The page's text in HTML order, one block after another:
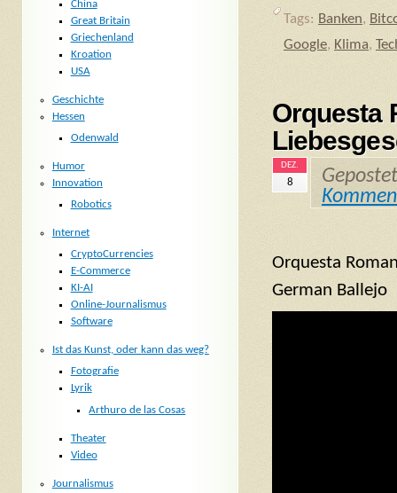
Tags: Banken,
Google, Klima,
Orquesta
DEZ.
8
Orquesta
German Ballejo
China
Great Britain
Griechenland
Kroation
USA
Geschichte
Hessen
Odenwald
Humor
Innovation
Robotics
Internet
CryptoCurrencies
E-Commerce
KI-AI
Online-Journalismus
Software
Ist das Kunst, oder kann das weg?
Fotografie
Lyrik
Arthuro de las Cosas
Theater
Video
Journalismus